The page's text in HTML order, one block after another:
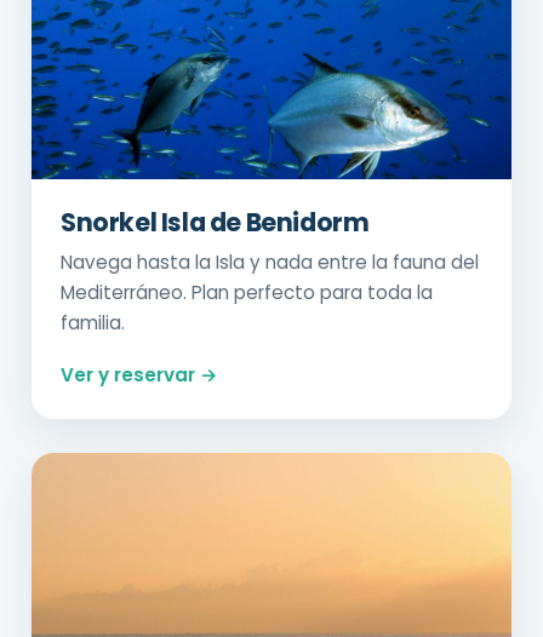
Snorkel Isla de Benidorm
Navega hasta la Isla y nada entre la fauna del
Mediterráneo. Plan perfecto para toda la
familia.
Ver y reservar →